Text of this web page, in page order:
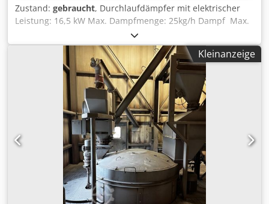
Zustand: gebraucht, Durchlaufdämpfer mit elektrischer
Leistung: 16,5 kW Max. Dampfmenge: 25kg/h Dampf Max.
Dampfdruck: 2,5 bar Dedpfx Aexytrqopaekr unbegrenztes
Dämpfen, sofort Betriebsbereit, Strom / Volt: 400 Zolltarif
Nummer: 84022000
Kleinanzeige